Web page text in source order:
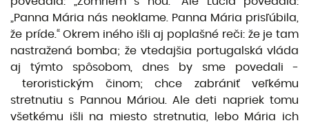
„Panna Mária nás neoklame. Panna Mária prisľúbila,
že príde.“ Okrem iného išli aj poplašné reči: že je tam
nastražená bomba; že vtedajšia portugalská vláda
aj týmto spôsobom, dnes by sme povedali -
teroristickým činom; chce zabrániť veľkému
stretnutiu s Pannou Máriou. Ale deti napriek tomu
všetkému išli na miesto stretnutia, lebo Mária ich